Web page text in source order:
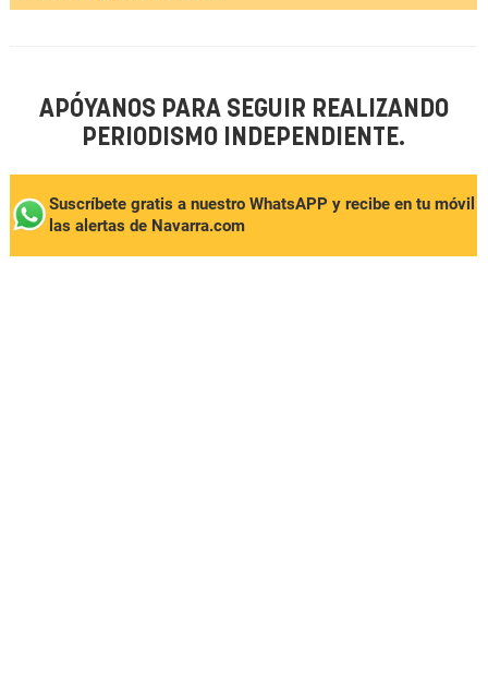
APÓYANOS PARA SEGUIR REALIZANDO
PERIODISMO INDEPENDIENTE.
Suscríbete gratis a nuestro WhatsAPP y recibe en tu móvil
las alertas de Navarra.com